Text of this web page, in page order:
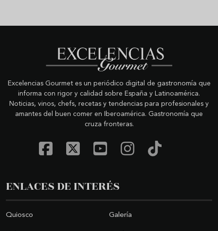
Excelencias Gourmet es un periódico digital de gastronomía que
informa con rigor y calidad sobre España y Latinoamérica.
Noticias, vinos, chefs, recetas y tendencias para profesionales y
amantes del buen comer en Iberoamérica. Gastronomía que
cruza fronteras.
ENLACES DE INTERÉS
Quiosco Galería